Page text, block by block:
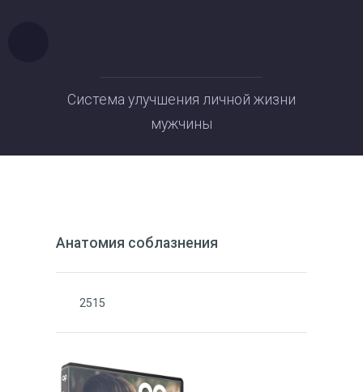
Система улучшения личной жизни
мужчины
Анатомия соблазнения
2515